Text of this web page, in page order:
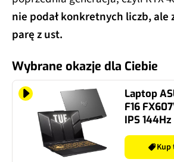
nie podał konkretnych liczb, ale
parę z ust.
Wybrane okazje dla Ciebie
Laptop
F16
IPS
16GB
GeForce
Kup